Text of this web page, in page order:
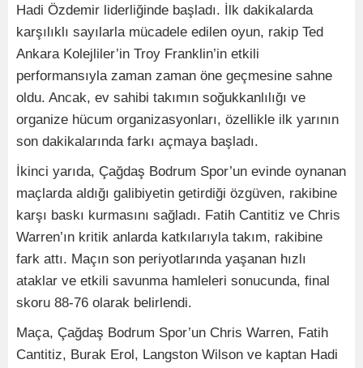
Hadi Özdemir liderliğinde başladı. İlk dakikalarda
karşılıklı sayılarla mücadele edilen oyun, rakip Ted
Ankara Kolejliler’in Troy Franklin’in etkili
performansıyla zaman zaman öne geçmesine sahne
oldu. Ancak, ev sahibi takımın soğukkanlılığı ve
organize hücum organizasyonları, özellikle ilk yarının
son dakikalarında farkı açmaya başladı.
İkinci yarıda, Çağdaş Bodrum Spor’un evinde oynanan
maçlarda aldığı galibiyetin getirdiği özgüven, rakibine
karşı baskı kurmasını sağladı. Fatih Cantitiz ve Chris
Warren’ın kritik anlarda katkılarıyla takım, rakibine
fark attı. Maçın son periyotlarında yaşanan hızlı
ataklar ve etkili savunma hamleleri sonucunda, final
skoru 88-76 olarak belirlendi.
Maça, Çağdaş Bodrum Spor’un Chris Warren, Fatih
Cantitiz, Burak Erol, Langston Wilson ve kaptan Hadi